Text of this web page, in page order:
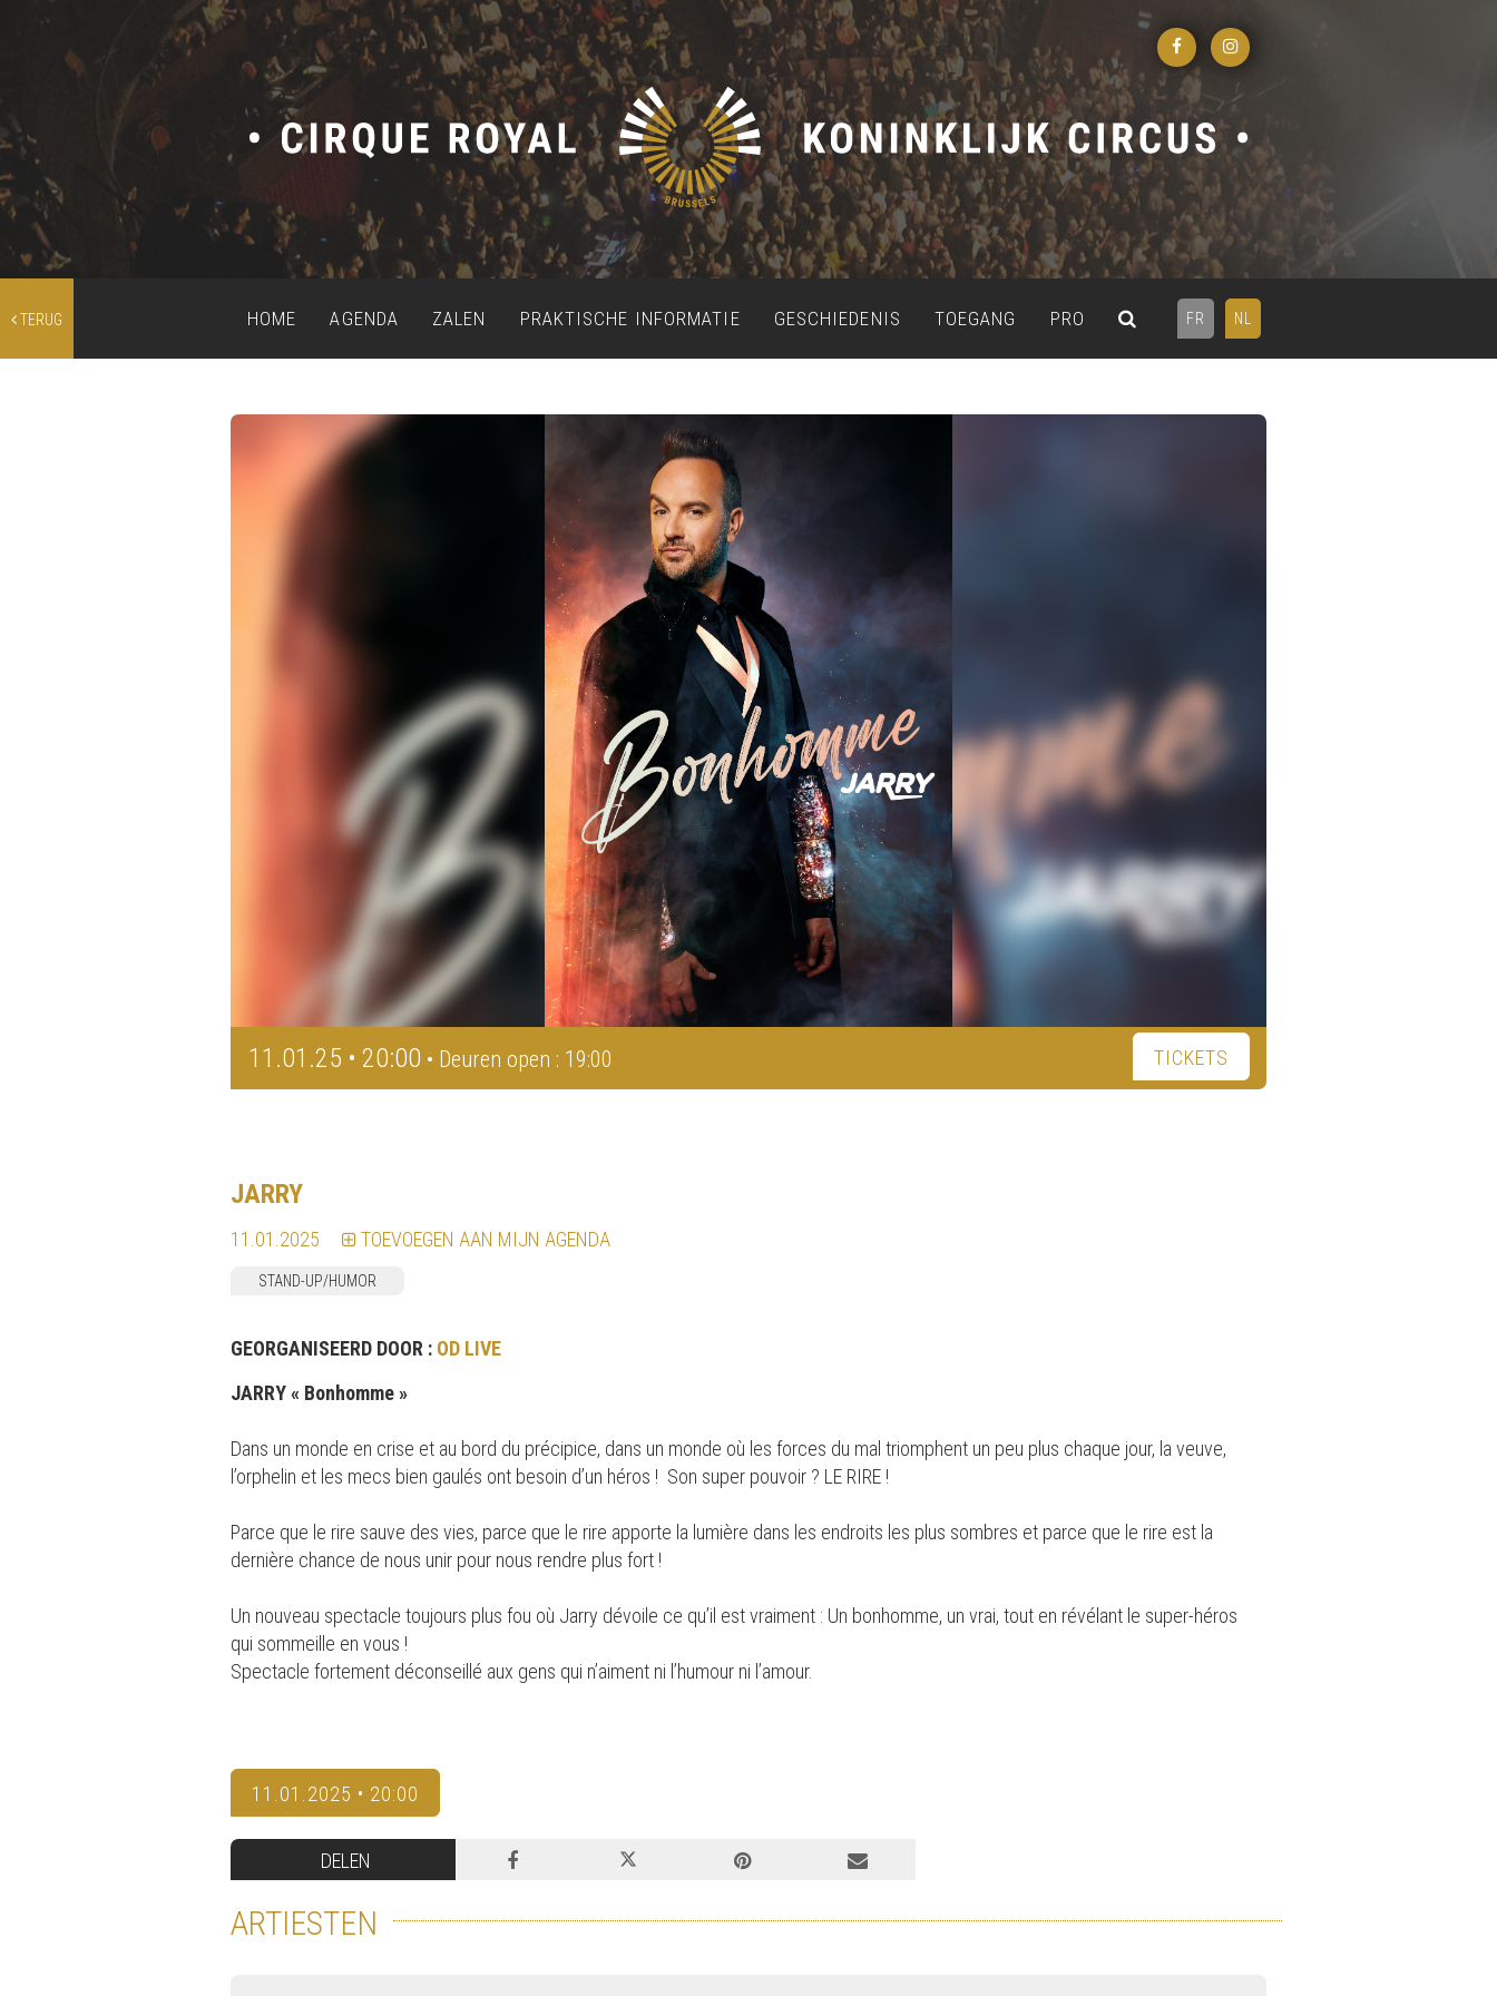
TERUG FR NL
HOME AGENDA ZALEN PRAKTISCHE INFORMATIE GESCHIEDENIS TOEGANG PRO
11.01.25 • 20:00 • Deuren open : 19:00 TICKETS
JARRY
11.01.2025 TOEVOEGEN AAN MIJN AGENDA
STAND-UP/HUMOR
GEORGANISEERD DOOR : OD LIVE
JARRY « Bonhomme »
Dans un monde en crise et au bord du précipice, dans un monde où les forces du mal triomphent un peu plus chaque jour, la veuve,
l’orphelin et les mecs bien gaulés ont besoin d’un héros ! Son super pouvoir ? LE RIRE !
Parce que le rire sauve des vies, parce que le rire apporte la lumière dans les endroits les plus sombres et parce que le rire est la
dernière chance de nous unir pour nous rendre plus fort !
Un nouveau spectacle toujours plus fou où Jarry dévoile ce qu’il est vraiment : Un bonhomme, un vrai, tout en révélant le super-héros
qui sommeille en vous !
Spectacle fortement déconseillé aux gens qui n’aiment ni l’humour ni l’amour.
11.01.2025 • 20:00
DELEN
ARTIESTEN